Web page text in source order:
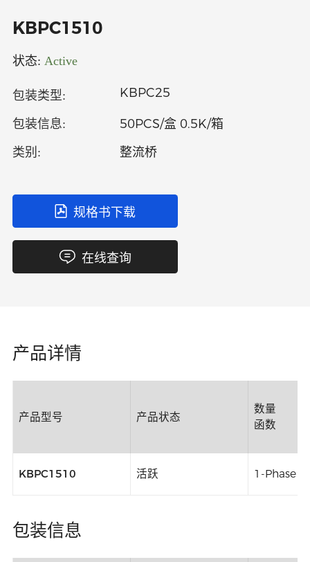
关于
语言
KBPC1510
状态: Active
包装类型: KBPC25
包装信息: 50PCS/盒 0.5K/箱
类别: 整流桥
规格书下载
在线查询
产品详情
产品型号 产品状态
数量
函数
KBPC1510 活跃 1-Phase
包装信息